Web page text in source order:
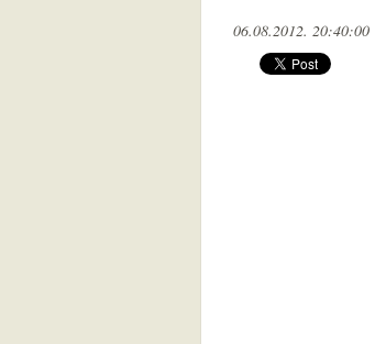
06.08.2012. 20:40:00